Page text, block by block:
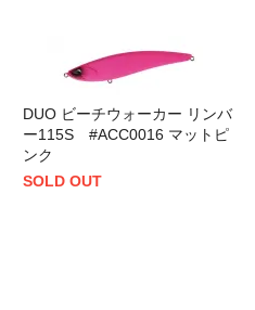
DUO ビーチウォーカー リンバ
ー115S #ACC0016 マットピ
ンク
SOLD OUT